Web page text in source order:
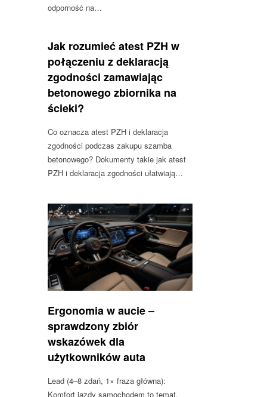
odporność na…
Jak rozumieć atest PZH w
połączeniu z deklaracją
zgodności zamawiając
betonowego zbiornika na
ścieki?
Co oznacza atest PZH i deklaracja
zgodności podczas zakupu szamba
betonowego? Dokumenty takie jak atest
PZH i deklaracja zgodności ułatwiają…
Ergonomia w aucie –
sprawdzony zbiór
wskazówek dla
użytkowników auta
Lead (4–8 zdań, 1× fraza główna):
Komfort jazdy samochodem to temat,